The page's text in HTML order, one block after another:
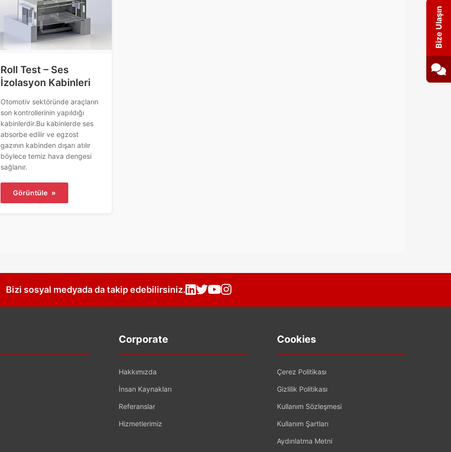
Roll Test – Ses
İzolasyon Kabinleri
Otomotiv sektöründe araçların
son kontrollerinin yapıldığı
kabinlerdir.Bu kabinlerde ses
absorbe edilir ve egzost
gazının kabinden dışarı atılır
böylece temiz hava dengesi
sağlanır.
Görüntüle »
Bizi sosyal medyada da takip edebilirsiniz.
Corporate
Hakkımızda
İnsan Kaynakları
Referanslar
Hizmetlerimiz
Cookies
Çerez Politikası
Gizlilik Politikası
Kullanım Sözleşmesi
Kullanım Şartları
Aydınlatma Metni
Bize Ulaşın